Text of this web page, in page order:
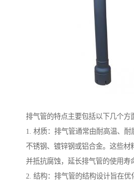
排气管的特点主要包括以下几个方
1. 材质：排气管通常由耐高温、耐
不锈钢、镀锌钢或铝合金。这些材
并抵抗腐蚀，延长排气管的使用寿
2. 结构：排气管的结构设计旨在优